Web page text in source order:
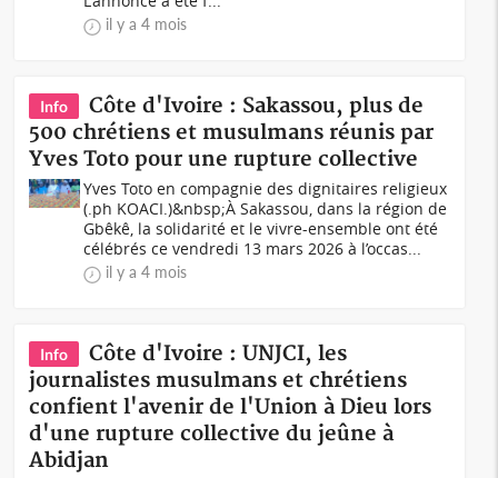
il y a 4 mois
Info
Côte d'Ivoire : Sakassou, plus de
500 chrétiens et musulmans réunis par
Yves Toto pour une rupture collective
Yves Toto en compagnie des dignitaires religieux
(.ph KOACI.)&nbsp;À Sakassou, dans la région de
Gbêkê, la solidarité et le vivre-ensemble ont été
célébrés ce vendredi 13 mars 2026 à l’occas...
il y a 4 mois
Info
Côte d'Ivoire : UNJCI, les
journalistes musulmans et chrétiens
confient l'avenir de l'Union à Dieu lors
d'une rupture collective du jeûne à
Abidjan